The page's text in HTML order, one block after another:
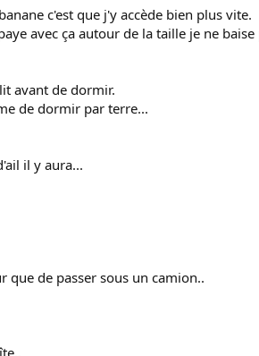
c'est que j'y accède bien plus vite.
avec ça autour de la taille je ne
avant de dormir.
de dormir par terre...
il y aura...
que de passer sous un camion..